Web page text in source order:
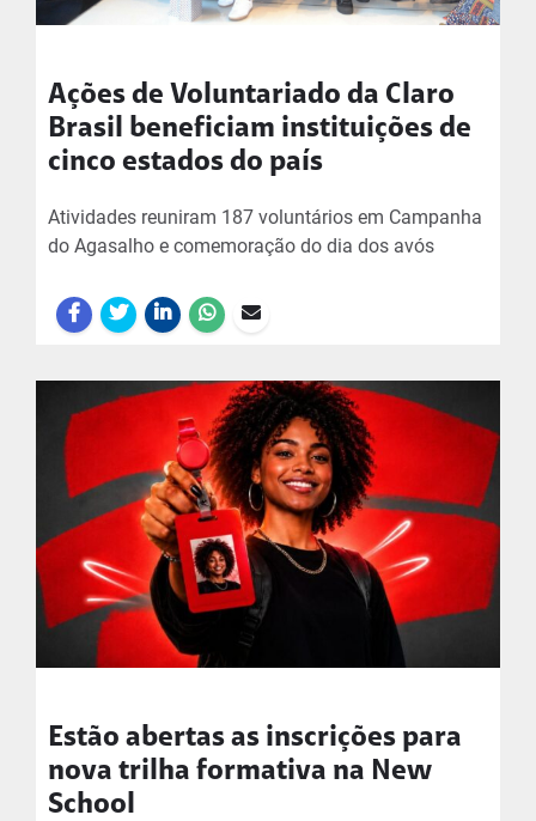
Ações de Voluntariado da Claro
Brasil beneficiam instituições de
cinco estados do país
Atividades reuniram 187 voluntários em Campanha
do Agasalho e comemoração do dia dos avós
Estão abertas as inscrições para
nova trilha formativa na New
School